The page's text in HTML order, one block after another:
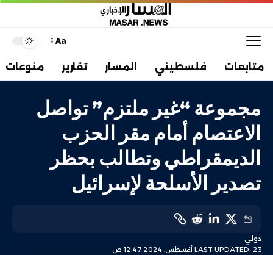
Aa
متابعات فلسطيني المسار تقارير منوعات
مجموعة “غير ملتزم” تواصل
الاعتصام أمام مقر الحزب
الديمقراطي وتطالب بحظر
تصدير الأسلحة لإسرائيل
LAST UPDATED: 23 أغسطس، 2024 12:47 ص
دولي